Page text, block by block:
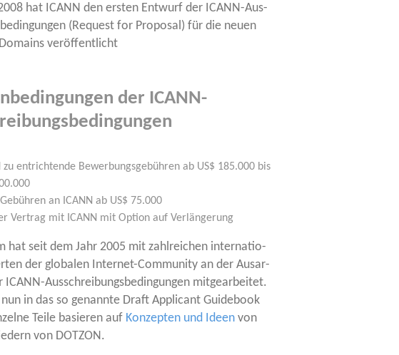
hat ICANN den ers­ten Ent­wurf der ICANN-Aus­
(Request for Pro­po­sal) für die neu­en
veröffentlicht
der ICANN-
zu ent­rich­ten­de Bewer­bungs­ge­büh­ren ab US$ 185.000 bis
an ICANN ab US$ 75.000
Ver­trag mit ICANN mit Opti­on auf Verlängerung
hat seit dem Jahr 2005 mit zahl­rei­chen inter­na­tio­
der glo­ba­len Inter­net-Com­mu­ni­ty an der Aus­ar­
ICANN-Aus­schrei­bungs­be­din­gun­gen mit­ge­ar­bei­tet.
in das so genann­te Draft Appli­cant Gui­de­book
Tei­le basie­ren auf Kon­zep­ten und Ideen von
von DOTZON.